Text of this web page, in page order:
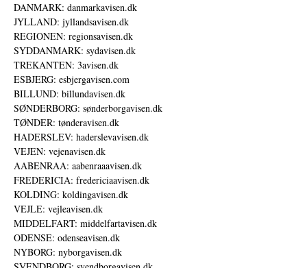
DANMARK: danmarkavisen.dk
JYLLAND: jyllandsavisen.dk
REGIONEN: regionsavisen.dk
SYDDANMARK: sydavisen.dk
TREKANTEN: 3avisen.dk
ESBJERG: esbjergavisen.com
BILLUND: billundavisen.dk
SØNDERBORG: sønderborgavisen.dk
TØNDER: tønderavisen.dk
HADERSLEV: haderslevavisen.dk
VEJEN: vejenavisen.dk
AABENRAA: aabenraaavisen.dk
FREDERICIA: fredericiaavisen.dk
KOLDING: koldingavisen.dk
VEJLE: vejleavisen.dk
MIDDELFART: middelfartavisen.dk
ODENSE: odenseavisen.dk
NYBORG: nyborgavisen.dk